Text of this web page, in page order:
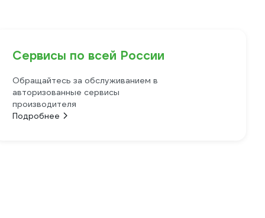
Сервисы по всей России
Обращайтесь за обслуживанием в
авторизованные сервисы
производителя
Подробнее